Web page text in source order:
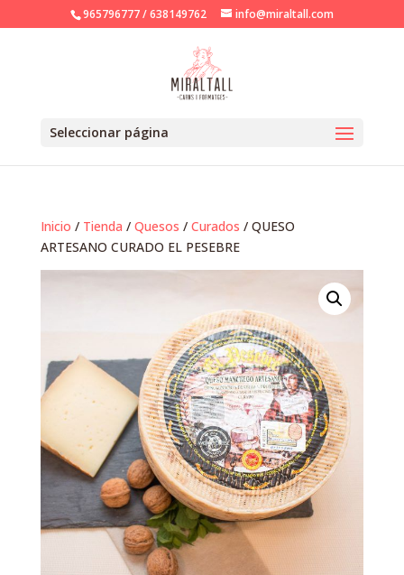
965796777 / 638149762 info@miraltall.com
Seleccionar página
Inicio / Tienda / Quesos / Curados / QUESO
ARTESANO CURADO EL PESEBRE